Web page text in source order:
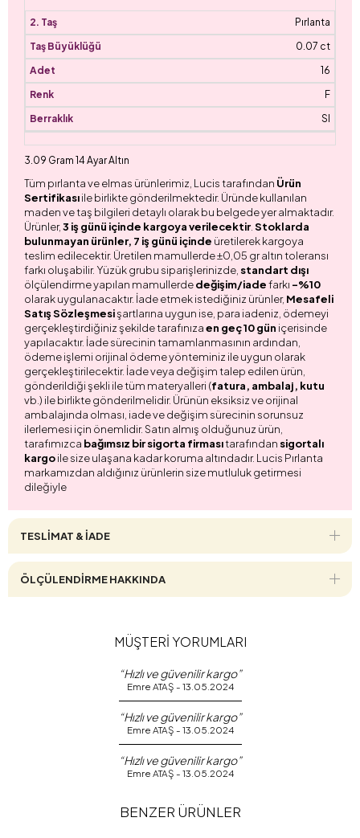
Pırlanta
0.07 ct
16
F
SI
3.09 Gram 14 Ayar Altın
Tüm pırlanta ve elmas ürünlerimiz, Lucis tarafından Ürün
Sertifikasıile birlikte gönderilmektedir. Üründe kullanılan
maden ve taş bilgileri detaylı olarak bu belgede yer almaktadır.
Ürünler,3 iş günü içinde kargoya verilecektir. Stoklarda
bulunmayan ürünler, 7 iş günü içinde üretilerek kargoya
teslim edilecektir. Üretilen mamullerde ±0,05 gr altın toleransı
farkı oluşabilir. Yüzük grubu siparişlerinizde, standart dışı
ölçülendirme yapılan mamullerdedeğişim/iadefarkı -%10
olarak uygulanacaktır. İade etmek istediğiniz ürünler, Mesafeli
Satış Sözleşmesişartlarına uygun ise, para iadeniz, ödemeyi
gerçekleştirdiğiniz şekilde tarafınızaen geç 10 gün içerisinde
yapılacaktır. İade sürecinin tamamlanmasının ardından,
ödeme işlemi orijinal ödeme yönteminiz ile uygun olarak
gerçekleştirilecektir. İade veya değişim talep edilen ürün,
gönderildiği şekli ile tüm materyalleri (fatura, ambalaj, kutu
vb.) ile birlikte gönderilmelidir. Ürünün eksiksiz ve orijinal
ambalajında olması, iade ve değişim sürecinin sorunsuz
ilerlemesi için önemlidir. Satın almış olduğunuz ürün,
tarafımızca bağımsız bir sigorta firmasıtarafından sigortalı
kargoile size ulaşana kadar koruma altındadır. Lucis Pırlanta
markamızdan aldığınız ürünlerin size mutluluk getirmesi
dileğiyle
TESLİMAT & İADE
ÖLÇÜLENDİRME HAKKINDA
MÜŞTERİ YORUMLARI
“Hızlı ve güvenilir kargo”
Emre ATAŞ - 13.05.2024
“Hızlı ve güvenilir kargo”
Emre ATAŞ - 13.05.2024
“Hızlı ve güvenilir kargo”
Emre ATAŞ - 13.05.2024
BENZER ÜRÜNLER